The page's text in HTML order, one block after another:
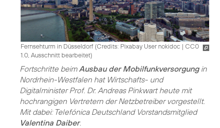
Fernsehturm in Düsseldorf (Credits: Pixabay User nokidoc | CC0
1.0, Ausschnitt bearbeitet)
Fortschritte beimAusbau der Mobilfunkversorgungin
Nordrhein-Westfalen hat Wirtschafts- und
Digitalminister Prof. Dr. Andreas Pinkwart heute mit
hochrangigen Vertretern der Netzbetreiber vorgestellt.
Mit dabei: Telefónica Deutschland Vorstandsmitglied
Valentina Daiber.